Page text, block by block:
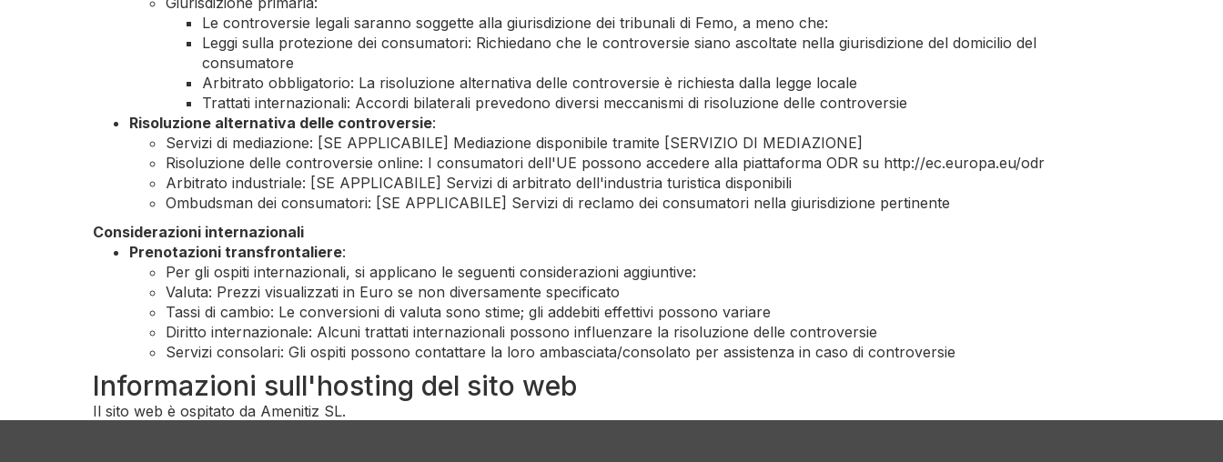
Le controversie legali saranno soggette alla giurisdizione dei tribunali di Femo, a meno che:
Leggi sulla protezione dei consumatori: Richiedano che le controversie siano ascoltate nella giurisdizione del domicilio del
consumatore
Arbitrato obbligatorio: La risoluzione alternativa delle controversie è richiesta dalla legge locale
Trattati internazionali: Accordi bilaterali prevedono diversi meccanismi di risoluzione delle controversie
Risoluzione alternativa delle controversie:
Servizi di mediazione: [SE APPLICABILE] Mediazione disponibile tramite [SERVIZIO DI MEDIAZIONE]
Risoluzione delle controversie online: I consumatori dell'UE possono accedere alla piattaforma ODR su http://ec.europa.eu/odr
Arbitrato industriale: [SE APPLICABILE] Servizi di arbitrato dell'industria turistica disponibili
Ombudsman dei consumatori: [SE APPLICABILE] Servizi di reclamo dei consumatori nella giurisdizione pertinente
Considerazioni internazionali
Prenotazioni transfrontaliere:
Per gli ospiti internazionali, si applicano le seguenti considerazioni aggiuntive:
Valuta: Prezzi visualizzati in Euro se non diversamente specificato
Tassi di cambio: Le conversioni di valuta sono stime; gli addebiti effettivi possono variare
Diritto internazionale: Alcuni trattati internazionali possono influenzare la risoluzione delle controversie
Servizi consolari: Gli ospiti possono contattare la loro ambasciata/consolato per assistenza in caso di controversie
Informazioni sull'hosting del sito web
Il sito web è ospitato da Amenitiz SL.